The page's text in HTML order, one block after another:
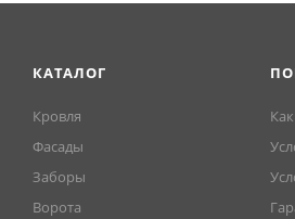
КАТАЛОГ
Кровля
Фасады
Заборы
Ворота